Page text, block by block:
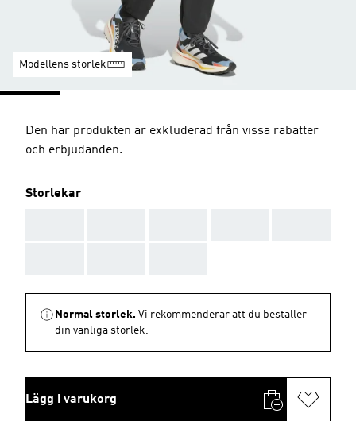
Modellens storlek
Den här produkten är exkluderad från vissa rabatter
och erbjudanden.
Storlekar
Normal storlek. Vi rekommenderar att du beställer
din vanliga storlek.
Lägg i varukorg